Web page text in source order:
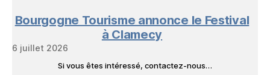
Bourgogne Tourisme annonce le Festival
à Clamecy
6 juillet 2026
Si vous êtes intéressé, contactez-nous…